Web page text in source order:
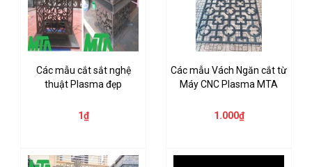
Các mẫu cắt sắt nghệ
thuật Plasma đẹp
1₫
Các mẫu Vách Ngăn cắt từ
Máy CNC Plasma MTA
1.000₫